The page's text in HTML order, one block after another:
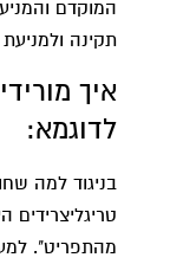
המוקדם
תקינה ולמניעת
איך
לדוגמא:
בניגוד למה
טריגליצרידים
מהתפריט".